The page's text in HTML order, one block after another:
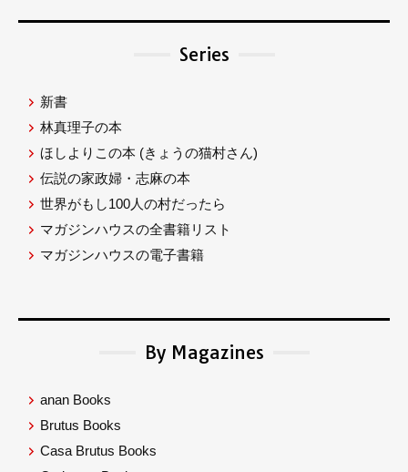
Series
新書
林真理子の本
ほしよりこの本 (きょうの猫村さん)
伝説の家政婦・志麻の本
世界がもし100人の村だったら
マガジンハウスの全書籍リスト
マガジンハウスの電子書籍
By Magazines
anan Books
Brutus Books
Casa Brutus Books